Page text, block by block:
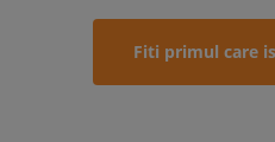
Fiti primul care